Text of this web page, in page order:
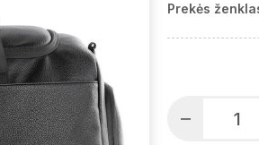
Prekės